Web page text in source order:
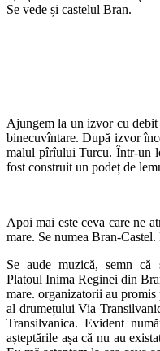
Se vede și castelul Bran.
Ajungem la un izvor cu
binecuvîntare. După izvor
malul pîrîului Turcu. Într-un
fost construit un podeț de
Apoi mai este ceva care ne
mare. Se numea Bran-
Se aude muzică, semn că
Platoul Inima Reginei din
mare. organizatorii au
al drumețului Via
Transilvanica. Evident
așteptările așa că nu au